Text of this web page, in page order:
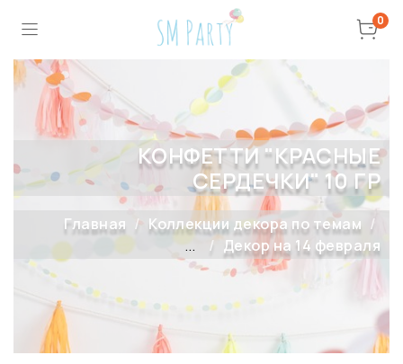
0
КОНФЕТТИ "КРАСНЫЕ
СЕРДЕЧКИ" 10 ГР
Главная
Коллекции декора по темам
...
Декор на 14 февраля